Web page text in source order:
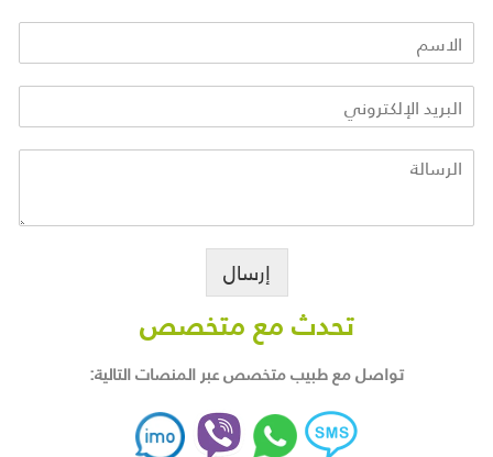
إرسال
تحدث مع متخصص
تواصل مع طبيب متخصص عبر المنصات التالية: